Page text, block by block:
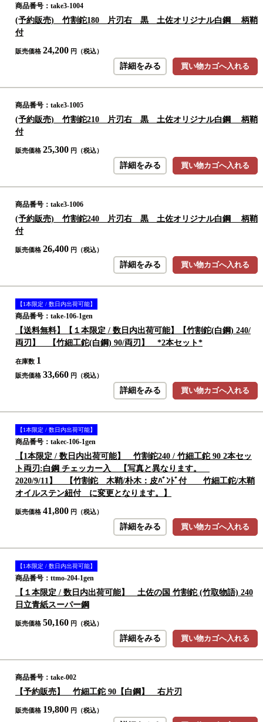
商品番号：take3-1004
(予約販売) 竹割鉈180 片刃右 黒 土佐オリジナル白鋼 柄鞘
付
販売価格 24,200 円（税込）
買い物カゴへ入れる
詳細をみる
商品番号：take3-1005
(予約販売) 竹割鉈210 片刃右 黒 土佐オリジナル白鋼 柄鞘
付
販売価格 25,300 円（税込）
買い物カゴへ入れる
詳細をみる
商品番号：take3-1006
(予約販売) 竹割鉈240 片刃右 黒 土佐オリジナル白鋼 柄鞘
付
販売価格 26,400 円（税込）
買い物カゴへ入れる
詳細をみる
【1本限定 / 数日内出荷可能】
商品番号：take-106-1gen
【送料無料】【１本限定 / 数日内出荷可能】【竹割鉈(白鋼) 240/
両刃】 【竹細工鉈(白鋼) 90/両刃】 *2本セット*
在庫数 1
販売価格 33,660 円（税込）
買い物カゴへ入れる
詳細をみる
【1本限定 / 数日内出荷可能】
商品番号：takec-106-1gen
【1本限定 / 数日内出荷可能】 竹割鉈240 / 竹細工鉈 90 2本セッ
ト両刃:白鋼 チェッカー入 【写真と異なります。
2020/9/11】 【竹割鉈 木鞘/朴木：皮ﾊﾞﾝﾄﾞ付 竹細工鉈/木鞘
オイルステン紐付 に変更となります。】
販売価格 41,800 円（税込）
買い物カゴへ入れる
詳細をみる
【1本限定 / 数日内出荷可能】
商品番号：ttmo-204-1gen
【１本限定 / 数日内出荷可能】 土佐の国 竹割鉈 (竹取物語) 240
日立青紙スーパー鋼
販売価格 50,160 円（税込）
買い物カゴへ入れる
詳細をみる
商品番号：take-002
【予約販売】 竹細工鉈 90【白鋼】 右片刃
販売価格 19,800 円（税込）